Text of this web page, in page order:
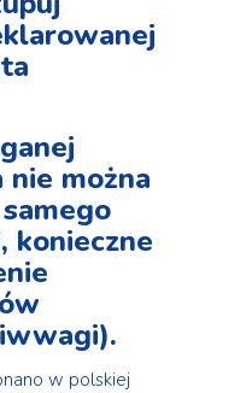
nie można
konieczne
w polskiej